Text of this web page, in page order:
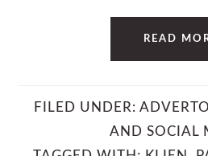
READ
FILED UNDER:
AND SOCIAL